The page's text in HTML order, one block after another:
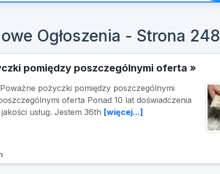
Ogłoszenia - Strona 248
pomiędzy poszczególnymi oferta »
pożyczki pomiędzy poszczególnymi
oferta Ponad 10 lat doświadczenia
usług. Jestem 36th [więcej...]